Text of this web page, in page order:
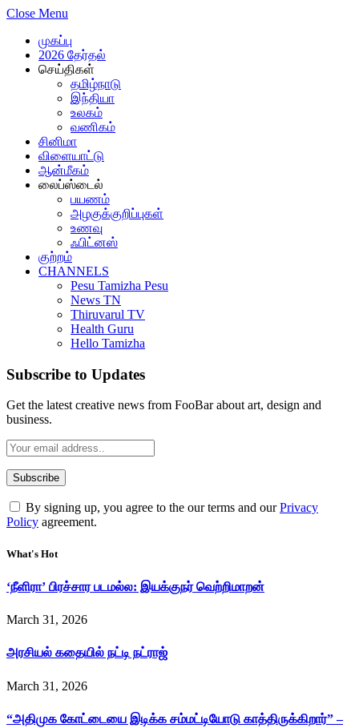
Close Menu
முகப்பு
2026 தேர்தல்
செய்திகள்
தமிழ்நாடு
இந்தியா
உலகம்
வணிகம்
சினிமா
விளையாட்டு
ஆன்மீகம்
லைப்ஸ்டைல்
பயணம்
அழகுக்குறிப்புகள்
உணவு
ஃபிட்னஸ்
குற்றம்
CHANNELS
Pesu Tamizha Pesu
News TN
Thiruvarul TV
Health Guru
Hello Tamizha
Subscribe to Updates
Get the latest creative news from FooBar about art, design and
business.
By signing up, you agree to the our terms and ourPrivacy
Policy agreement.
What's Hot
‘நீளிரா’ பிரச்சார படமல்ல: இயக்குநர் வெற்றிமாறன்
March 31, 2026
அரசியல் கதையில் நட்டி நட்ராஜ்
March 31, 2026
“அதிமுக கோட்டையை இடிக்க சம்மட்டியோடு காத்திருக்கிறார்” –